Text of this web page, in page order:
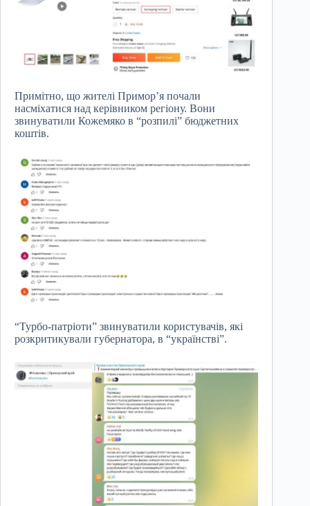
Примітно, що жителі Примор’я почали
насміхатися над керівником регіону. Вони
звинуватили Кожемяко в “розпилі” бюджетних
коштів.
“Турбо-патріоти” звинуватили користувачів, які
розкритикували губернатора, в “українстві”.